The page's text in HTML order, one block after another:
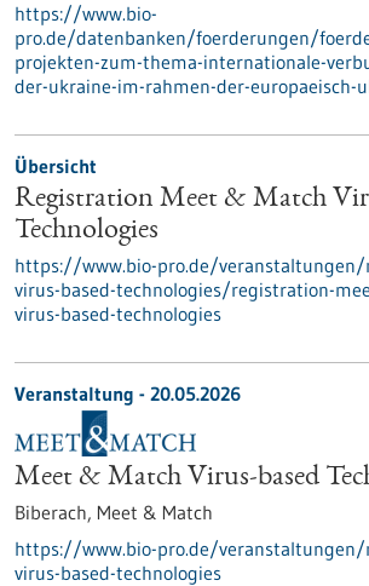
https://www.bio-
pro.de/datenbanken/foerderungen/
projekten-zum-thema-internationale-
der-ukraine-im-rahmen-der-europaeisch-
Übersicht
Registration Meet & Match
Technologies
https://www.bio-pro.de/
virus-based-technologies/registration-
virus-based-technologies
Veranstaltung - 20.05.2026
Meet & Match Virus-based
Biberach, Meet & Match
https://www.bio-pro.de/
virus-based-technologies